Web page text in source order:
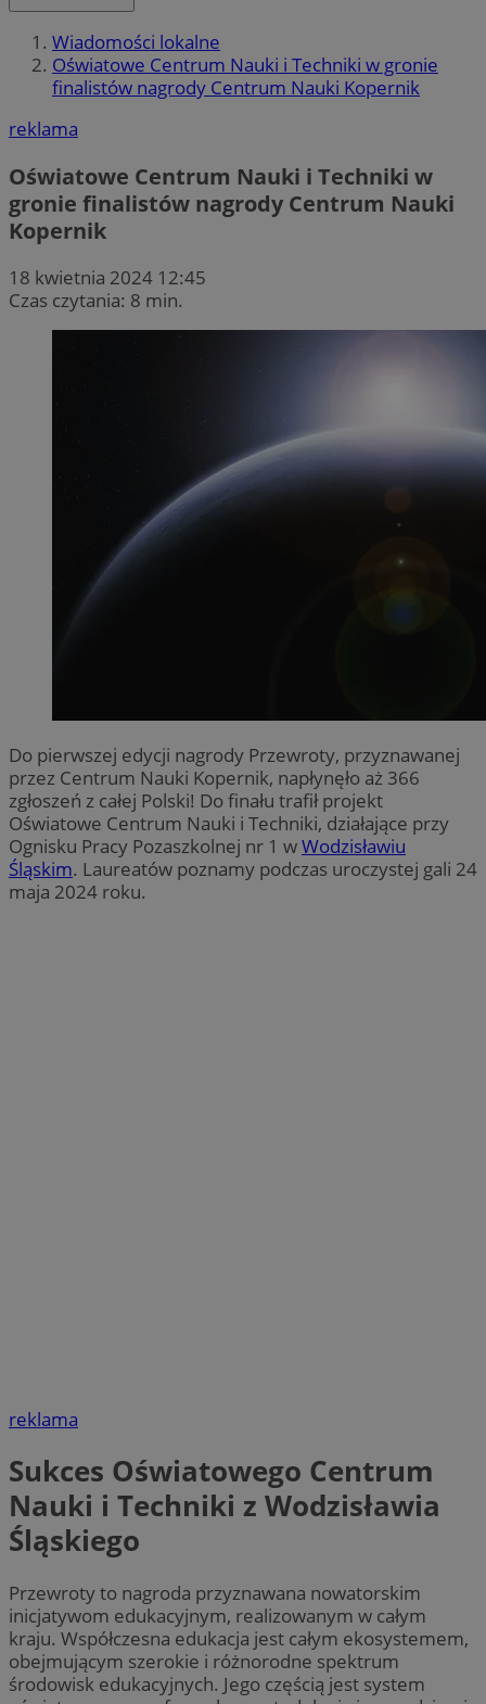
Wiadomości lokalne
Oświatowe Centrum Nauki i Techniki w gronie
finalistów nagrody Centrum Nauki Kopernik
reklama
Oświatowe Centrum Nauki i Techniki w
gronie finalistów nagrody Centrum Nauki
Kopernik
18 kwietnia 2024 12:45
Czas czytania: 8 min.
Do pierwszej edycji nagrody Przewroty, przyznawanej
przez Centrum Nauki Kopernik, napłynęło aż 366
zgłoszeń z całej Polski! Do finału trafił projekt
Oświatowe Centrum Nauki i Techniki, działające przy
Ognisku Pracy Pozaszkolnej nr 1 wWodzisławiu
Śląskim. Laureatów poznamy podczas uroczystej gali 24
maja 2024 roku.
reklama
Sukces Oświatowego Centrum
Nauki i Techniki z Wodzisławia
Śląskiego
Przewroty to nagroda przyznawana nowatorskim
inicjatywom edukacyjnym, realizowanym w całym
kraju. Współczesna edukacja jest całym ekosystemem,
obejmującym szerokie i różnorodne spektrum
środowisk edukacyjnych. Jego częścią jest system